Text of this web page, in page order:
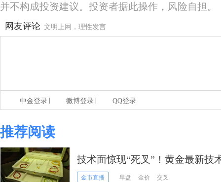
并不构成投资建议。投资者据此操作，风险自担。
网友评论 文明上网，理性发言
中金登录 微博登录 QQ登录
推荐阅读
技术面惊现“死叉”！黄金最新技
大跌空间
金市直播 早盘 金价 交叉